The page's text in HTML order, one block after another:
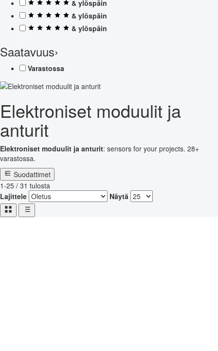
& ylöspäin
& ylöspäin
& ylöspäin
Saatavuus›
Varastossa
Elektroniset moduulit ja
anturit
Elektroniset moduulit ja anturit: sensors for your projects. 28+
varastossa.
Suodattimet
1-25 / 31 tulosta
Lajittele
Näytä